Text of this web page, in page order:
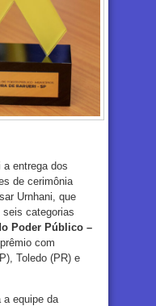
entrega dos
de cerimônia
Urnhani, que
categorias
Poder Público –
com
Toledo (PR) e
a equipe da